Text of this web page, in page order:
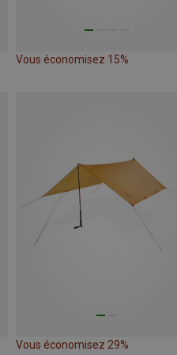
Vous économisez 15%
Vous économisez 29%